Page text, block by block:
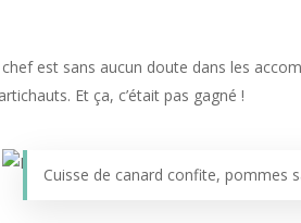
est sans aucun doute dans les
Et ça, c’était pas gagné !
Cuisse de canard confite, pommes